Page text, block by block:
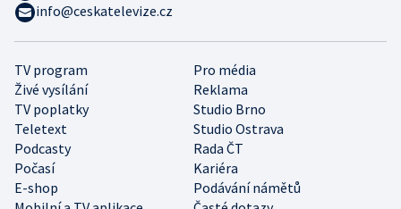
TV program
Pro média
Živé vysílání
Reklama
TV poplatky
Studio Brno
Teletext
Studio Ostrava
Podcasty
Rada ČT
Počasí
Kariéra
E-shop
Podávání námětů
info@ceskatelevize.cz